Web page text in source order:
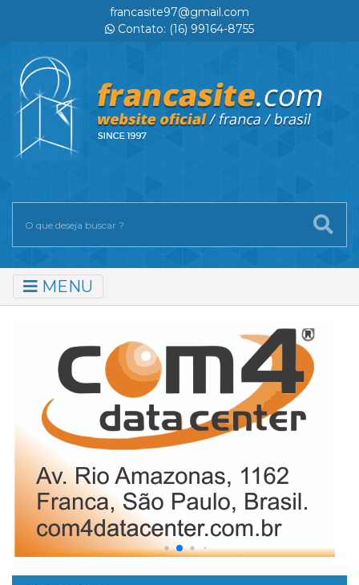
francasite97@gmail.com
Contato: (16) 99164-8755
MENU